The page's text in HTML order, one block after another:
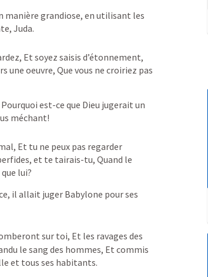
manière grandiose, en utilisant les
Juda.
Et soyez saisis d’étonnement,
une oeuvre, Que vous ne croiriez pas
est-ce que Dieu jugerait un
méchant!
Et tu ne peux pas regarder
et te tairais-tu, Quand le
lui?
il allait juger Babylone pour ses
sur toi, Et les ravages des
le sang des hommes, Et commis
et tous ses habitants.